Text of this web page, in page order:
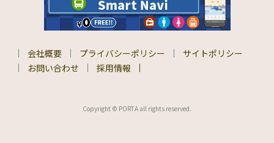
会社概要 プライバシーポリシー
サイトポリシー
お問い合わせ
採用情報
Copyright © PORTA all rights reserved.